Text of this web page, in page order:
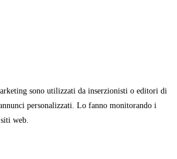
sono utilizzati da inserzionisti o editori di
personalizzati. Lo fanno monitorando i
web.